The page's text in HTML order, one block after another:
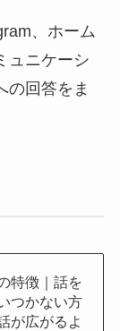
、ホーム
ュニケーシ
の回答をま
特徴｜話を
つかない方
が広がるよ